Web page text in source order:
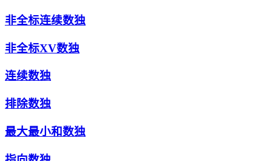
非全标连续数独
非全标XV数独
连续数独
排除数独
最大最小和数独